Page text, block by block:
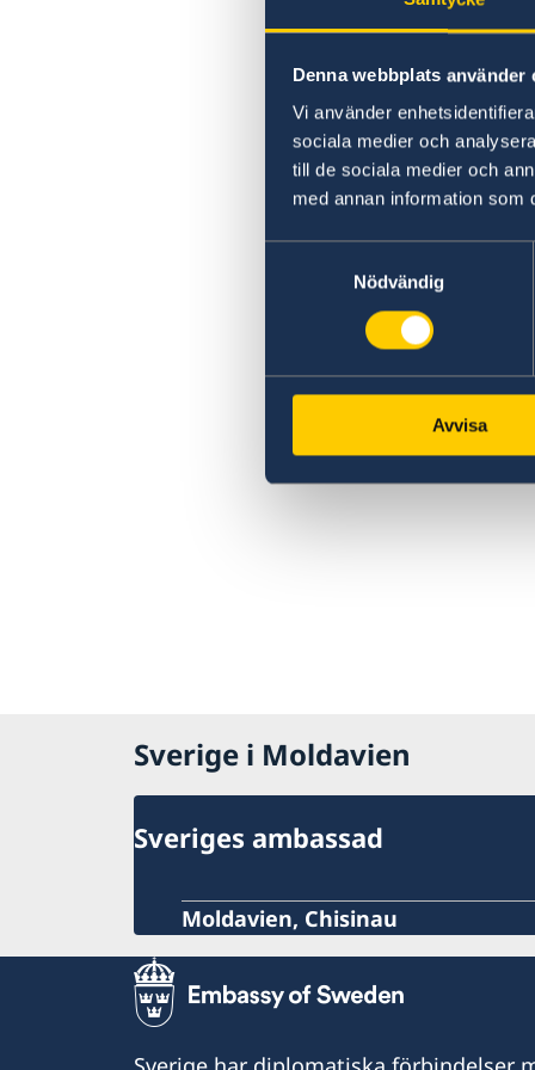
Denna webbplats använder
Vi använder
sociala medier och
till de sociala medier och
med annan information som
Nödvändig
Avvisa
Sverige i Moldavien
Sveriges ambassad
Moldavien, Chisinau